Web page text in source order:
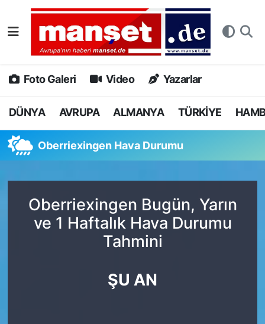
Foto Galeri Video Yazarlar
DÜNYA AVRUPA ALMANYA TÜRKİYE
Oberriexingen Hava Durumu
Oberriexingen Bugün, Yarın
ve 1 Haftalık Hava Durumu
Tahmini
ŞU AN
DÜNYA
AVRUPA
ALMANYA
SPOR
DEUTSCH
Nöbetçi Eczaneler
Hava Durumu
Namaz Vakitleri
Tüm Manşetler
Son Dakika Haberleri